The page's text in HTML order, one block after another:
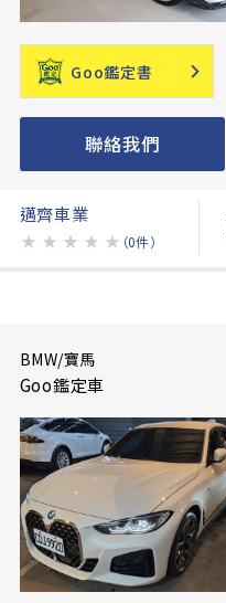
Goo鑑定書
聯絡我們
邁齊車業
★ ★ ★ ★ ★ （0件）
BMW/寶馬
Goo鑑定車